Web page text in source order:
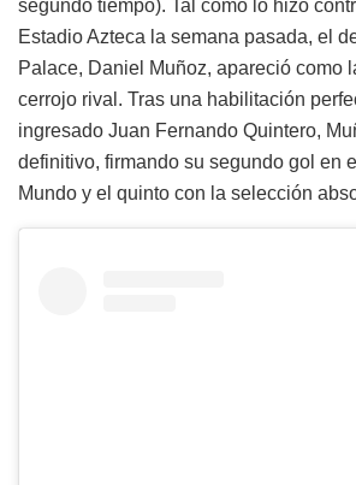
segundo tiempo). Tal como lo hizo
Estadio Azteca la semana pasada, el
Palace, Daniel Muñoz, apareció como
cerrojo rival. Tras una habilitación
ingresado Juan Fernando Quintero,
definitivo, firmando su segundo gol en
Mundo y el quinto con la selección